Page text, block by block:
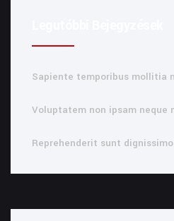
Sapiente temporibus mollitia
Voluptatem non ipsam neque
Reprehenderit sunt